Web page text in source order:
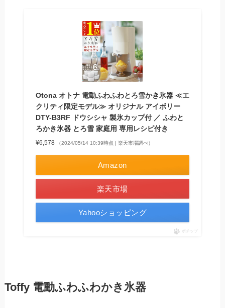
Otona オトナ 電動ふわふわとろ雪かき氷器 ≪エ
クリティ限定モデル≫ オリジナル アイボリー
DTY-B3RF ドウシシャ 製氷カップ付 ／ ふわと
ろかき氷器 とろ雪 家庭用 専用レシピ付き
¥6,578 （2024/05/14 10:39時点 | 楽天市場調べ）
Amazon
楽天市場
Yahooショッピング
ポチップ
Toffy 電動ふわふわかき氷器